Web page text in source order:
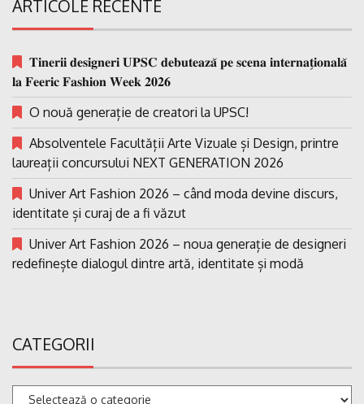
ARTICOLE RECENTE
𝐓𝐢𝐧𝐞𝐫𝐢𝐢 𝐝𝐞𝐬𝐢𝐠𝐧𝐞𝐫𝐢 𝐔𝐏𝐒𝐂 𝐝𝐞𝐛𝐮𝐭𝐞𝐚𝐳𝐚̆ 𝐩𝐞 𝐬𝐜𝐞𝐧𝐚 𝐢𝐧𝐭𝐞𝐫𝐧𝐚𝐭̗𝐢𝐨𝐧𝐚𝐥𝐚̆
𝐥𝐚 𝐅𝐞𝐞𝐫𝐢𝐜 𝐅𝐚𝐬𝐡𝐢𝐨𝐧 𝐖𝐞𝐞𝐤 𝟐𝟎𝟐𝟔
O nouă generație de creatori la UPSC!
Absolventele Facultății Arte Vizuale și Design, printre
laureații concursului NEXT GENERATION 2026
Univer Art Fashion 2026 – când moda devine discurs,
identitate și curaj de a fi văzut
Univer Art Fashion 2026 – noua generație de designeri
redefinește dialogul dintre artă, identitate și modă
CATEGORII
Categorii